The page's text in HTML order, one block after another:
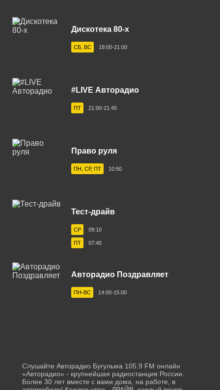
Балаково 105.5 FM
Балашов 100.0 FM
Бежецк 102.4 FM
Белгород 107.7 FM
Белово 107.0 FM
Белогорск 102.3 FM
Белорецк 102.0 FM
Березники 100.1 FM
Биробиджан 106.4 FM
Благовещенск 87.7 FM
Бологое 106.4 FM
Бугульма 105.9 FM
Буденновск 106.0 FM
Дискотека 80-х
СБ, ВС 18:00-21:00
#LIVE Авторадио
ПТ 21:00-21:45
Право руля
ПН, СР, ПТ 10:50
Тест-драйв
СР 09:10
ПТ 07:40
Авторадио Поздравляет
ПН-ВС 14:00-15:00
Слушайте Авторадио Бугульма 105.9 FM онлайн
«Авторадио» - крупнейшая радиостанция России.
Более 30 лет вместе с вами дома, на работе, в